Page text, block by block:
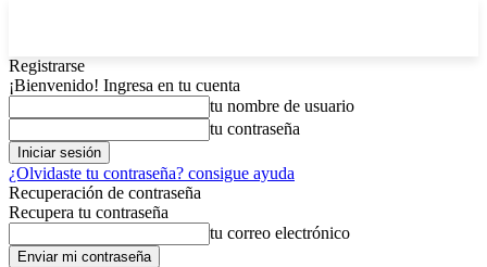
Registrarse
¡Bienvenido! Ingresa en tu cuenta
tu nombre de usuario
tu contraseña
¿Olvidaste tu contraseña? consigue ayuda
Recuperación de contraseña
Recupera tu contraseña
tu correo electrónico